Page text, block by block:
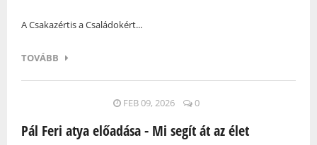
A Csakazértis a Családokért...
TOVÁBB
FEB 09, 2026 0
Pál Feri atya előadása - Mi segít át az élet